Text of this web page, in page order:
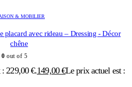
& MOBILIER
placard avec rideau – Dressing - Décor
chêne
0 out of 5
229,00 €.149,00€Le prix actuel est :